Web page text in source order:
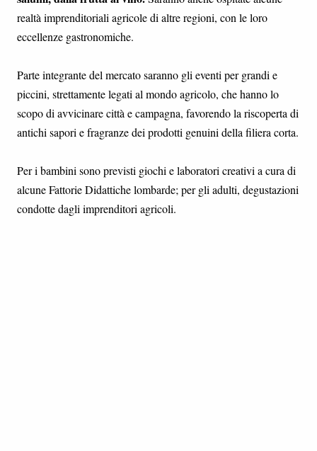
realtà imprenditoriali agricole di altre regioni, con le loro
eccellenze gastronomiche.
Parte integrante del mercato saranno gli eventi per grandi e
piccini, strettamente legati al mondo agricolo, che hanno lo
scopo di avvicinare città e campagna, favorendo la riscoperta di
antichi sapori e fragranze dei prodotti genuini della filiera corta.
Per i bambini sono previsti giochi e laboratori creativi a cura di
alcune Fattorie Didattiche lombarde; per gli adulti, degustazioni
condotte dagli imprenditori agricoli.